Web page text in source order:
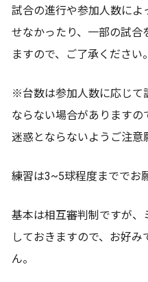
試合の進行や参加人数によ
せなかったり、一部の試合
ますので、ご了承ください。
※台数は参加人数に応じて
ならない場合があります
迷惑とならないようご注意
練習は3~5球程度まででお
基本は相互審判制ですが
しておきますので、お好
ん。